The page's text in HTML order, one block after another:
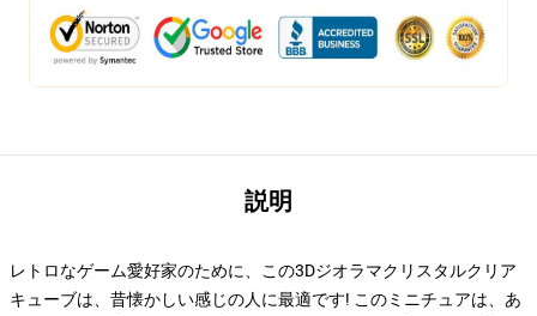
説明
レトロなゲーム愛好家のために、この3Dジオラマクリスタルクリア
キューブは、昔懐かしい感じの人に最適です! このミニチュアは、あ